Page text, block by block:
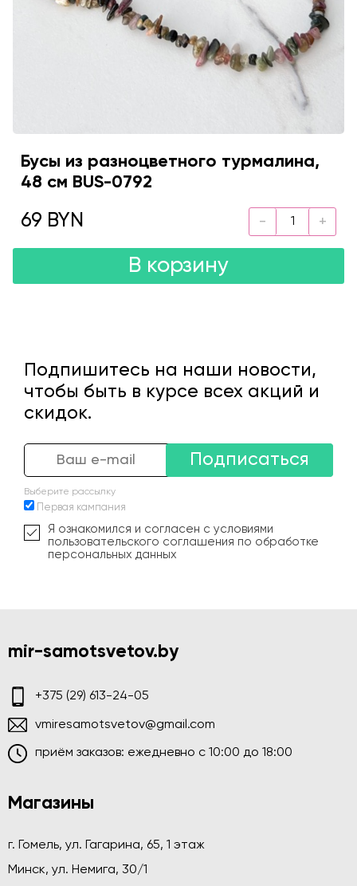
Бусы из разноцветного турмалина,
48 см BUS-0792
69 BYN
В корзину
Подпишитесь на наши новости,
чтобы быть в курсе всех акций и
скидок.
Подписаться
Выберите рассылку
Первая кампания
Я ознакомился и согласен с условиями
пользовательского соглашения по обработке
персональных данных
mir-samotsvetov.by
+375 (29) 613-24-05
vmiresamotsvetov@gmail.com
приём заказов: ежедневно c 10:00 до 18:00
Магазины
г. Гомель, ул. Гагарина, 65, 1 этаж
Минск, ул. Немига, 30/1